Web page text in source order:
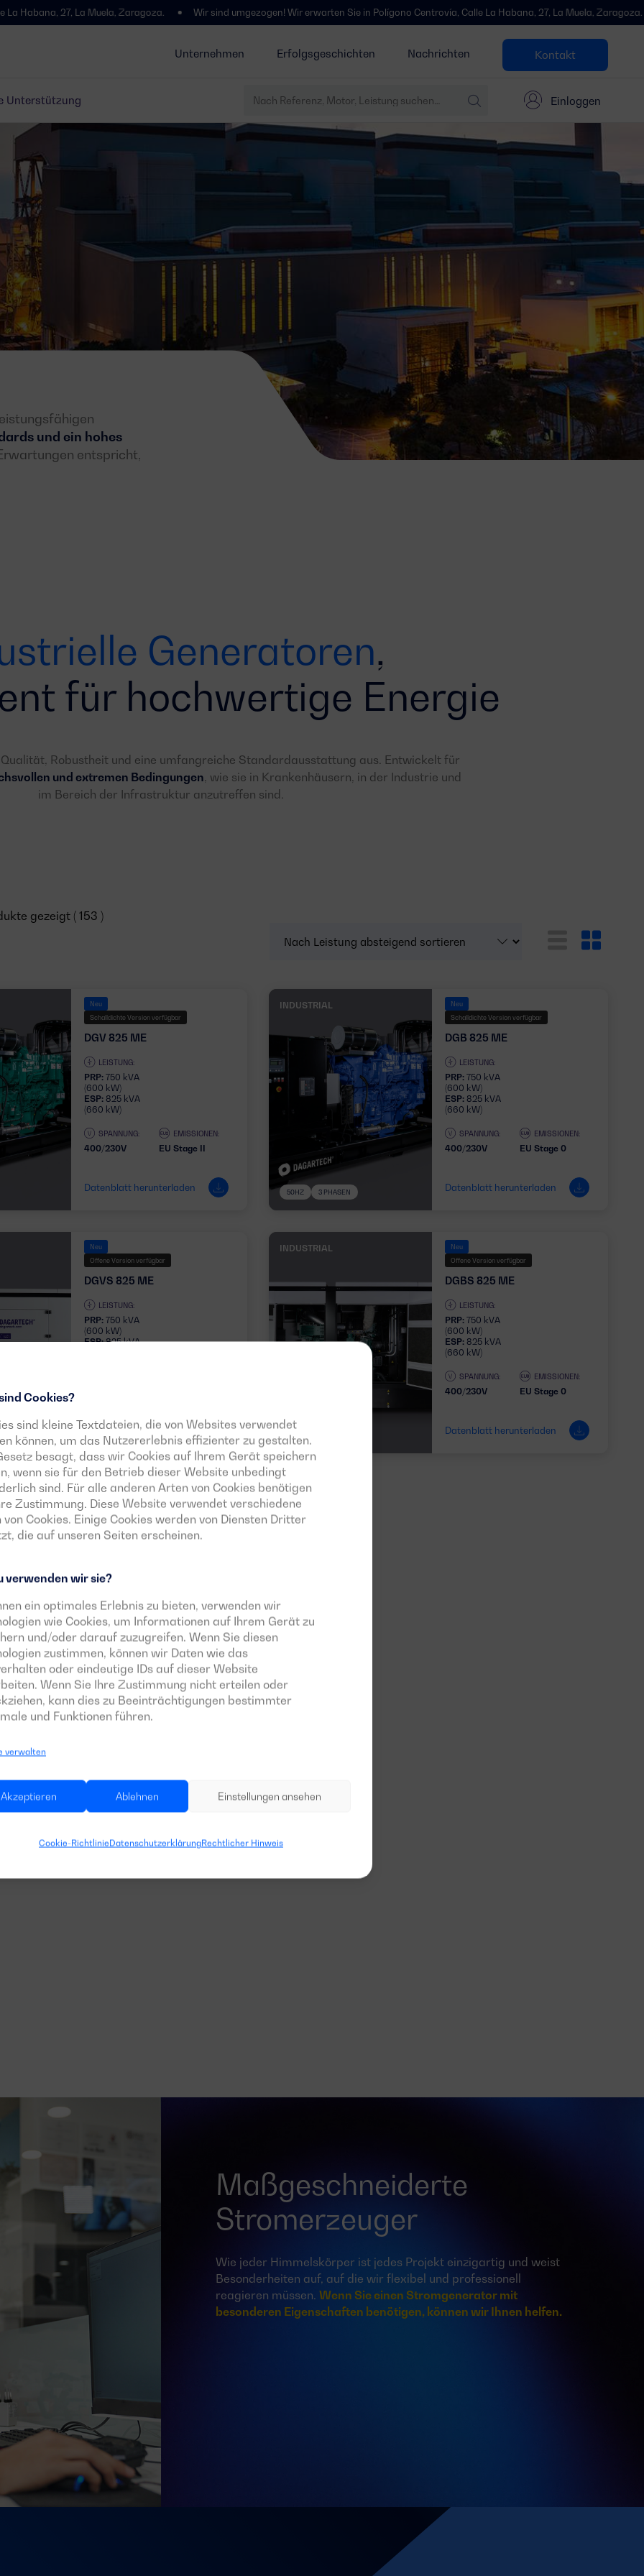
Cookies?
sind kleine Textdateien, die von Websites verwendet
können, um das Nutzererlebnis effizienter zu gestalten.
besagt, dass wir Cookies auf Ihrem Gerät speichern
wenn sie für den Betrieb dieser Website unbedingt
sind. Für alle anderen Arten von Cookies benötigen
Zustimmung. Diese Website verwendet verschiedene
von Cookies. Einige Cookies werden von Diensten Dritter
die auf unseren Seiten erscheinen.
verwenden wir sie?
ein optimales Erlebnis zu bieten, verwenden wir
wie Cookies, um Informationen auf Ihrem Gerät zu
und/oder darauf zuzugreifen. Wenn Sie diesen
zustimmen, können wir Daten wie das
oder eindeutige IDs auf dieser Website
Wenn Sie Ihre Zustimmung nicht erteilen oder
kann dies zu Beeinträchtigungen bestimmter
und Funktionen führen.
verwalten
Akzeptieren Ablehnen Einstellungen ansehen
Cookie-RichtlinieDatenschutzerklärungRechtlicher Hinweis
Unternehmen Erfolgsgeschichten Nachrichten Kontakt
Unterstützung Einloggen
Zaragoza. Wir sind umgezogen! Wir erwarten Sie in Polígono Centrovía, Calle La Habana, 27, La Muela, Zaragoza. Wir sind
und ein hohes
entspricht,
Generatoren,
für hochwertige Energie
Robustheit und eine umfangreiche Standardausstattung aus. Entwickelt für
und extremen Bedingungen, wie sie in Krankenhäusern, in der Industrie und
im Bereich der Infrastruktur anzutreffen sind.
gezeigt ( 153 )
Neu
Schalldichte Version verfügbar
DGV 825 ME
LEISTUNG:
PRP: 750 kVA
(600 kW)
ESP: 825 kVA
(660 kW)
SPANNUNG:
400/230V
EMISSIONEN:
EU Stage II
Datenblatt herunterladen
INDUSTRIAL
50HZ 3 PHASEN
Neu
Schalldichte Version verfügbar
DGB 825 ME
LEISTUNG:
PRP: 750 kVA
(600 kW)
ESP: 825 kVA
(660 kW)
SPANNUNG:
400/230V
EMISSIONEN:
EU Stage 0
Datenblatt herunterladen
Neu
Offene Version verfügbar
DGVS 825 ME
LEISTUNG:
PRP: 750 kVA
(600 kW)
ESP:825 kVA
Datenblatt herunterladen
INDUSTRIAL
50HZ
Neu
Offene Version verfügbar
DGBS 825 ME
LEISTUNG:
PRP: 750 kVA
(600 kW)
ESP: 825 kVA
(660 kW)
SPANNUNG:
400/230V
EMISSIONEN:
EU Stage 0
Datenblatt herunterladen
Weitere Modelle ansehen
Maßgeschneiderte
Stromerzeuger
Wie jeder Himmelskörper ist jedes Projekt einzigartig und weist
Besonderheiten auf, auf die wir flexibel und professionell
reagieren müssen. Wenn Sie einen Stromgenerator mit
besonderen Eigenschaften benötigen, können wir Ihnen helfen.